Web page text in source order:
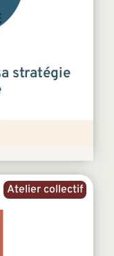
stratégie
Atelier collectif